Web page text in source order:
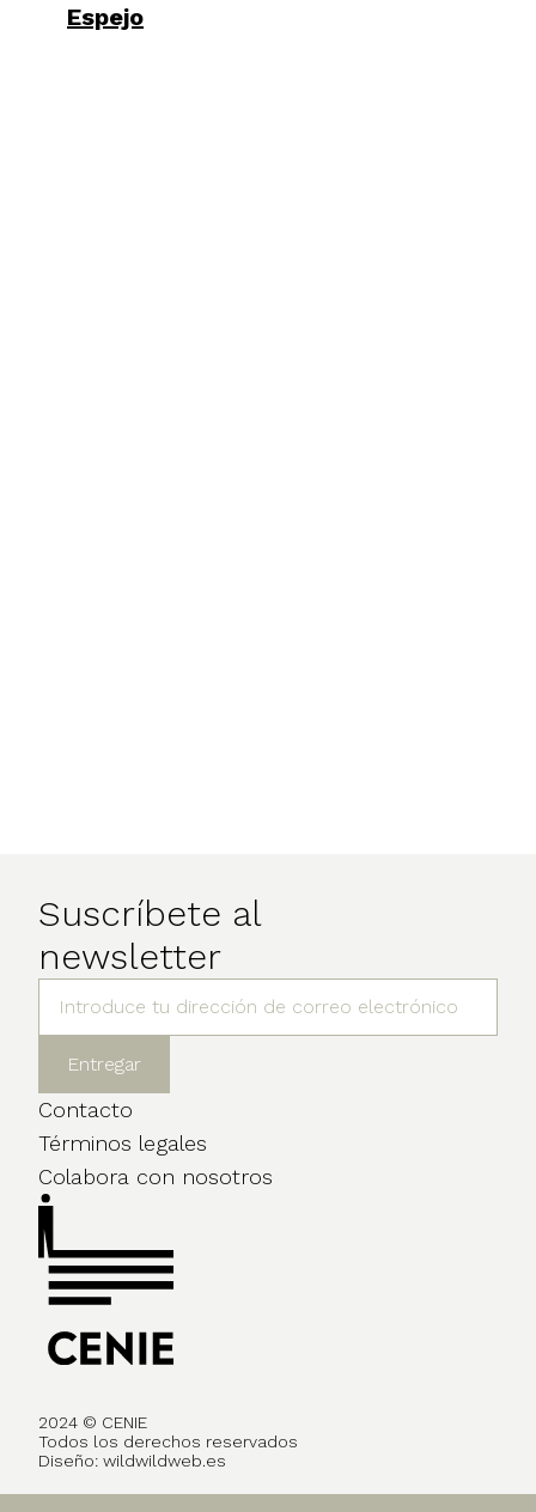
Espejo
Suscríbete al
newsletter
Contacto
Términos legales
Colabora con nosotros
2024 © CENIE
Todos los derechos reservados
Diseño: wildwildweb.es